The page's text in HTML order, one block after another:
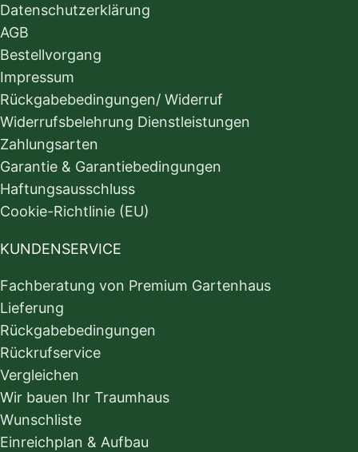
Datenschutzerklärung
AGB
Bestellvorgang
Impressum
Rückgabebedingungen/ Widerruf
Widerrufsbelehrung Dienstleistungen
Zahlungsarten
Garantie & Garantiebedingungen
Haftungsausschluss
Cookie-Richtlinie (EU)
KUNDENSERVICE
Fachberatung von Premium Gartenhaus
Lieferung
Rückgabebedingungen
Rückrufservice
Vergleichen
Wir bauen Ihr Traumhaus
Wunschliste
Einreichplan & Aufbau